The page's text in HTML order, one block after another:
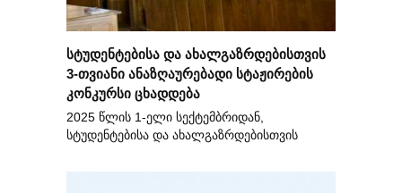
სტუდენტებისა და ახალგაზრდებისთვის
3-თვიანი ანაზღაურებადი სტაჟირების
კონკურსი ცხადდება
2025 წლის 1-ელი სექტემბრიდან,
სტუდენტებისა და ახალგაზრდებისთვის